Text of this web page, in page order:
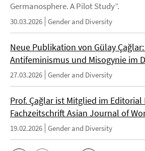
Germanosphere. A Pilot Study”.
30.03.2026 Gender and Diversity
Neue Publikation von Gülay
Antifeminismus und Misogynie im
27.03.2026 Gender and Diversity
Prof. Çağlar ist Mitglied im
Fachzeitschrift Asian Journal of
19.02.2026 Gender and Diversity